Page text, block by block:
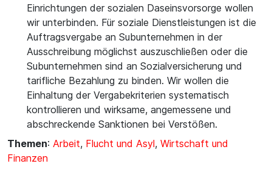
Einrichtungen der sozialen Daseinsvorsorge wollen
wir unterbinden. Für soziale Dienstleistungen ist die
Auftragsvergabe an Subunternehmen in der
Ausschreibung möglichst auszuschließen oder die
Subunternehmen sind an Sozialversicherung und
tarifliche Bezahlung zu binden. Wir wollen die
Einhaltung der Vergabekriterien systematisch
kontrollieren und wirksame, angemessene und
abschreckende Sanktionen bei Verstößen.
Themen: Arbeit, Flucht und Asyl, Wirtschaft und
Finanzen